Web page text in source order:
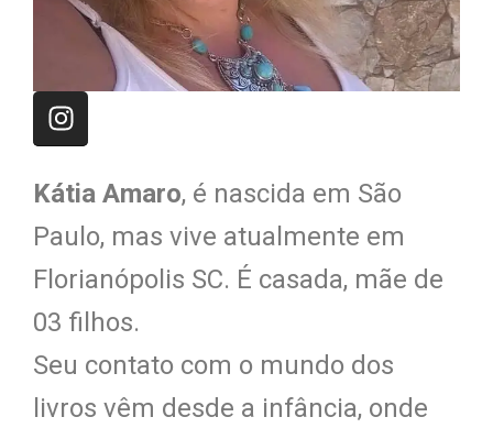
Kátia Amaro, é nascida em São
Paulo, mas vive atualmente em
Florianópolis SC. É casada, mãe de
03 filhos.
Seu contato com o mundo dos
livros vêm desde a infância, onde